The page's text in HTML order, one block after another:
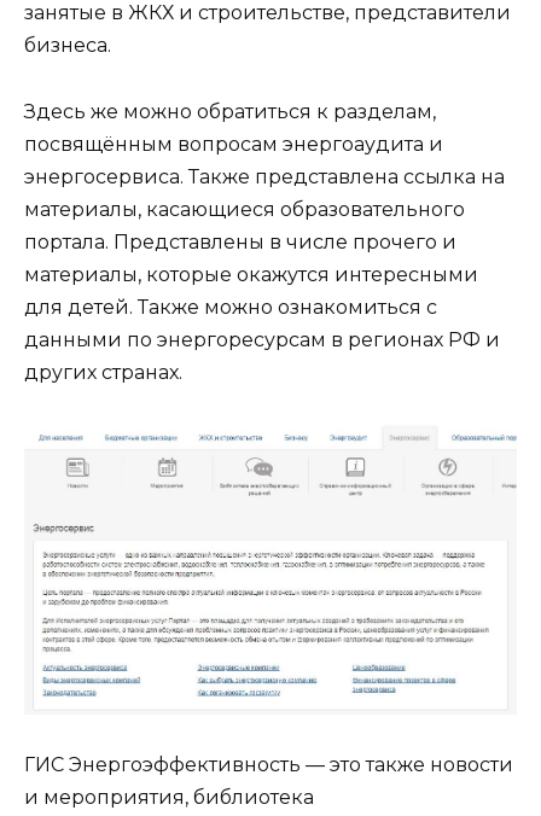
занятые в ЖКХ и строительстве, представители
бизнеса.
Здесь же можно обратиться к разделам,
посвящённым вопросам энергоаудита и
энергосервиса. Также представлена ссылка на
материалы, касающиеся образовательного
портала. Представлены в числе прочего и
материалы, которые окажутся интересными
для детей. Также можно ознакомиться с
данными по энергоресурсам в регионах РФ и
других странах.
ГИС Энергоэффективность — это также новости
и мероприятия, библиотека